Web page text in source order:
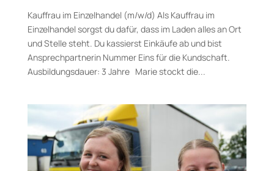
Kauffrau im Einzelhandel (m/w/d) Als Kauffrau im
Einzelhandel sorgst du dafür, dass im Laden alles an Ort
und Stelle steht. Du kassierst Einkäufe ab und bist
Ansprechpartnerin Nummer Eins für die Kundschaft.
Aus­bildungs­dauer: 3 Jahre Marie stockt die...